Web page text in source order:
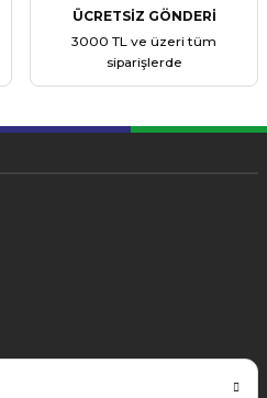
ÜCRETSİZ GÖNDERİ
3000 TL ve üzeri tüm
siparişlerde